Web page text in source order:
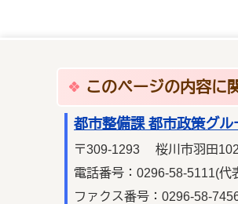
このページの内容に
都市整備課 都市政策グル
〒309-1293 桜川市羽田
電話番号：0296-58-5111(代
ファクス番号：0296-58-